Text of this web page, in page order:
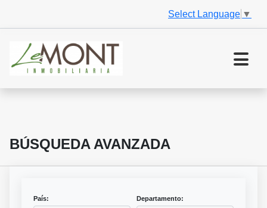
Select Language ▼
BÚSQUEDA AVANZADA
País: Departamento: